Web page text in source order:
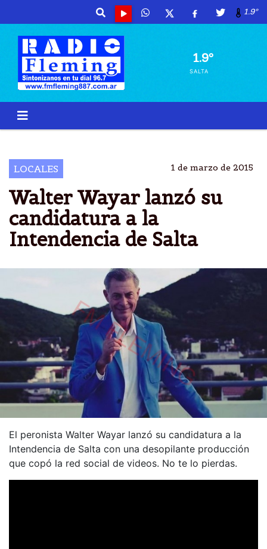
1.9º
1.9º
SALTA
LOCALES 1 de marzo de 2015
Walter Wayar lanzó su
candidatura a la
Intendencia de Salta
El peronista Walter Wayar lanzó su candidatura a la
Intendencia de Salta con una desopilante producción
que copó la red social de videos. No te lo pierdas.